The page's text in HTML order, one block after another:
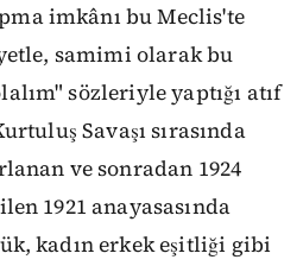
imkânı bu Meclis'te
samimi olarak bu
sözleriyle yaptığı atıf
Savaşı sırasında
ve sonradan 1924
1921 anayasasında
kadın erkek eşitliği gibi